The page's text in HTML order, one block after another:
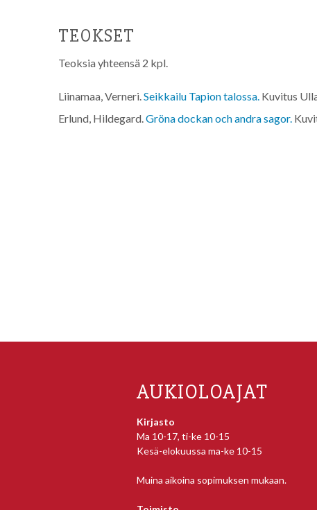
TEOKSET
Teoksia yhteensä 2 kpl.
Liinamaa, Verneri.Seikkailu Tapion talossa. Kuvitus
Erlund, Hildegard.Gröna dockan och andra sagor.
AUKIOLOAJAT
Kirjasto
Ma 10-17, ti-ke 10-15
Kesä-elokuussa ma-ke 10-15
Muina aikoina sopimuksen mukaan.